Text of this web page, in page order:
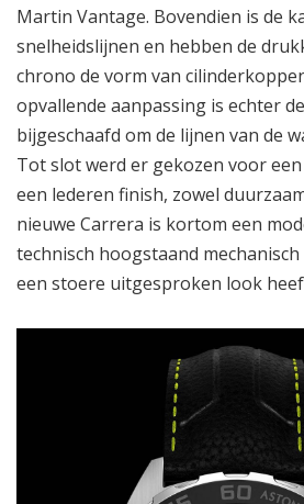
Martin Vantage. Bovendien is de
snelheidslijnen en hebben de
chrono de vorm van
opvallende aanpassing is echter
bijgeschaafd om de lijnen van de
Tot slot werd er gekozen voor
een lederen finish, zowel
nieuwe Carrera is kortom een
technisch hoogstaand
een stoere uitgesproken look